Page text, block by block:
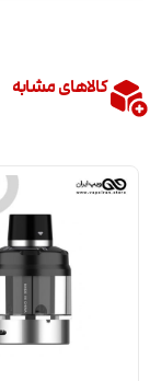
کالاهای مشابه